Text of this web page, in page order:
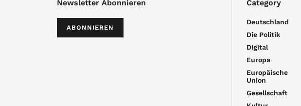
Newsletter Abonnieren
ABONNIEREN
Category
Deutschland
Die Politik
Digital
Europa
Europäische
Union
Gesellschaft